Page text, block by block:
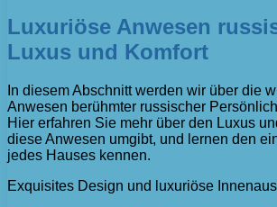
Luxuriöse Anwesen
Luxus und Komfort
In diesem Abschnitt werden wir über die
Anwesen berühmter russischer
Hier erfahren Sie mehr über den Luxus
diese Anwesen umgibt, und lernen den
jedes Hauses kennen.
Exquisites Design und luxuriöse